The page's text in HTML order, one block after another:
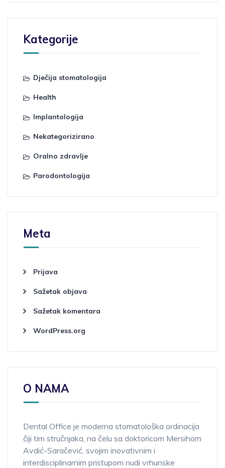
Kategorije
Dječija stomatologija
Health
Implantologija
Nekategorizirano
Oralno zdravlje
Parodontologija
Meta
Prijava
Sažetak objava
Sažetak komentara
WordPress.org
O NAMA
Dental Office je moderna stomatološka ordinacija
čiji tim stručnjaka, na čelu sa doktoricom Mersihom
Avdić-Saračević, svojim inovativnim i
interdisciplinarnim pristupom nudi vrhunske